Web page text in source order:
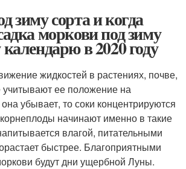
зиму сорта и когда
моркови под зиму
в 2020 году
жидкостей в растениях, почве,
учитывают ее положение на
убывает, то соки концентрируются
начинают именно в такие
влагой, питательными
быстрее. Благоприятными
будут дни ущербной Луны.